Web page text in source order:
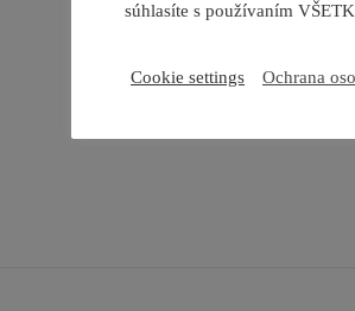
súhlasíte s používaním
Cookie settings Ochrana